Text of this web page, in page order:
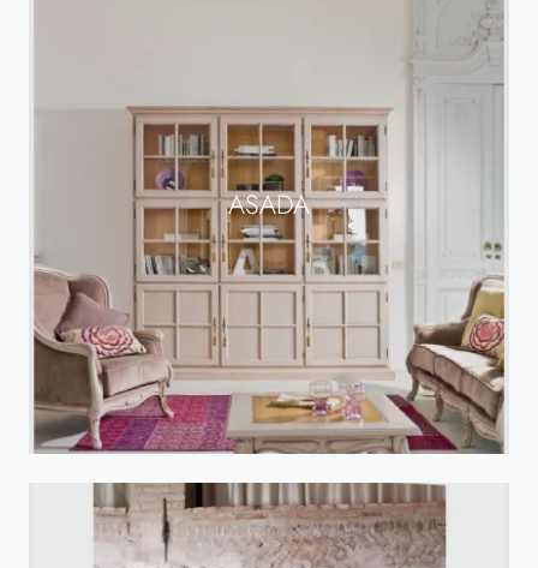
ASADA